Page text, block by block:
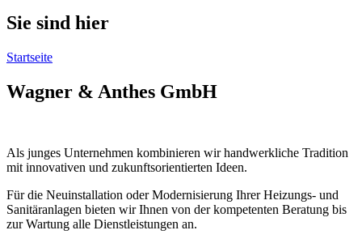
Sie sind hier
Startseite
Wagner & Anthes GmbH
Als junges Unternehmen kombinieren wir handwerkliche Tradition
mit innovativen und zukunftsorientierten Ideen.
Für die Neuinstallation oder Modernisierung Ihrer Heizungs- und
Sanitäranlagen bieten wir Ihnen von der kompetenten Beratung bis
zur Wartung alle Dienstleistungen an.